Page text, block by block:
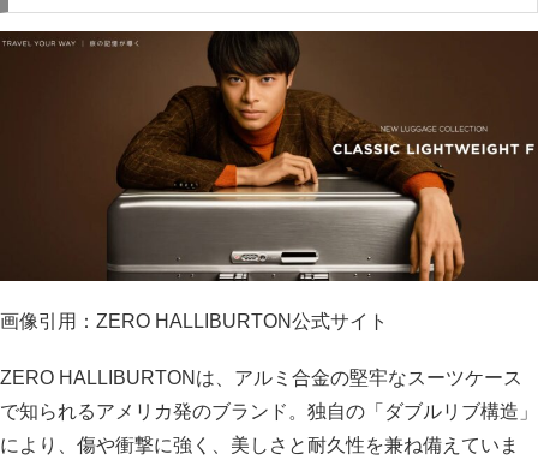
画像引用：ZERO HALLIBURTON公式サイト
ZERO HALLIBURTONは、アルミ合金の堅牢なスーツケース
で知られるアメリカ発のブランド。独自の「ダブルリブ構造」
により、傷や衝撃に強く、美しさと耐久性を兼ね備えていま